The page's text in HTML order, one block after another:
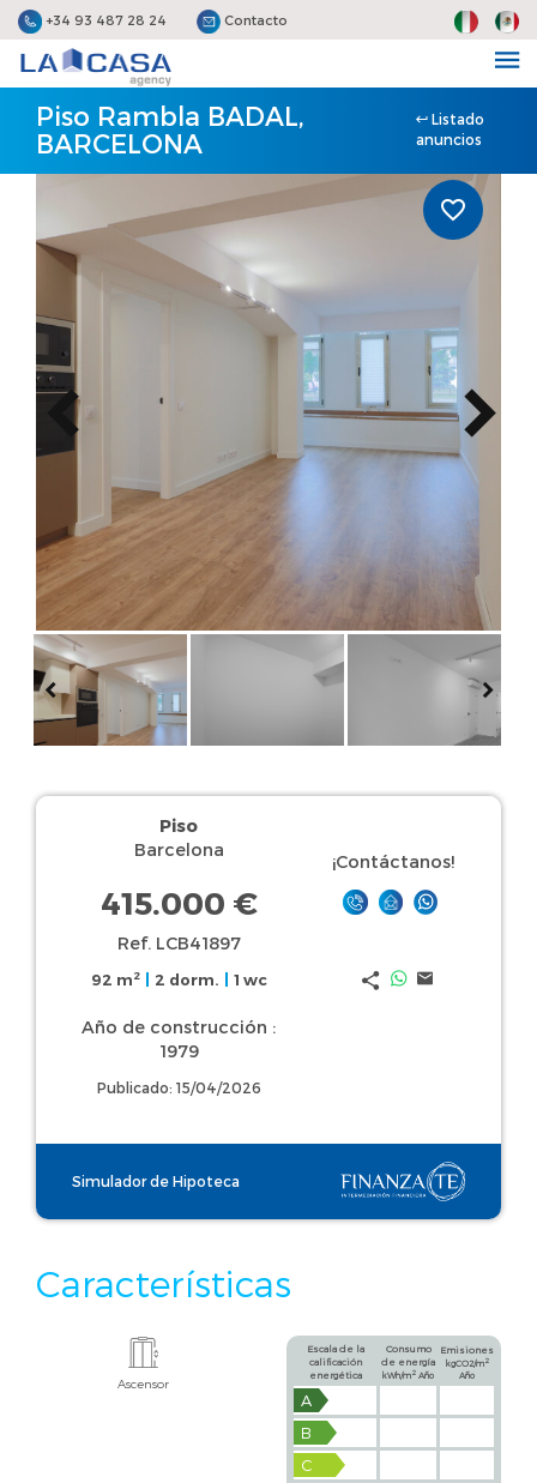
+34 93 487 28 24 Contacto
Piso Rambla BADAL,
BARCELONA
Listado
anuncios
Piso
Barcelona
415.000 €
Ref. LCB41897
92 m2 2 dorm. 1 wc
Año de construcción :
1979
Publicado: 15/04/2026
¡Contáctanos!
Simulador de Hipoteca
Características
Ascensor
Escala de la
calificación
energética
Consumo
de energía
kWh/m2 Año
Emisiones
kgCO2/m 2
Año
A
B
C